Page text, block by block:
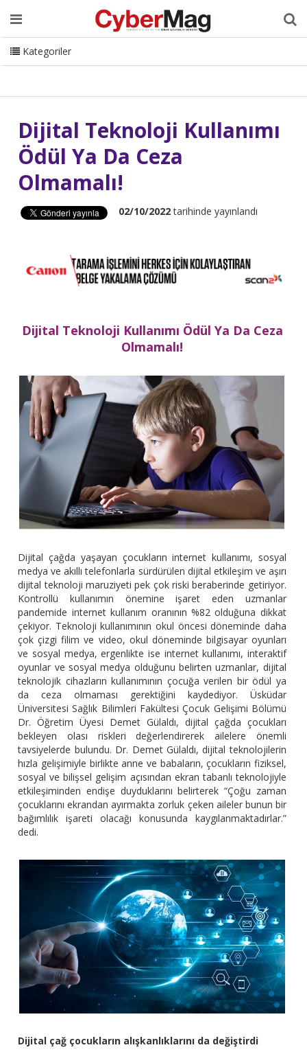
Ana Sayfa Hakkımızda Dergi Editörden
Danışmanlık
ISC Turkey Sizden Gelenler
İletişim
CyberMag Logo
Kategoriler
Dijital Teknoloji Kullanımı
Ödül Ya Da Ceza
Olmamalı!
02/10/2022tarihinde yayınlandı
Dijital Teknoloji Kullanımı Ödül Ya Da Ceza
Olmamalı!
Dijital çağda yaşayan çocukların internet kullanımı, sosyal
medya ve akıllı telefonlarla sürdürülen dijital etkileşim ve aşırı
dijital teknoloji maruziyeti pek çok riski beraberinde getiriyor.
Kontrollü kullanımın önemine işaret eden uzmanlar
pandemide internet kullanım oranının %82 olduğuna dikkat
çekiyor. Teknoloji kullanımının okul öncesi döneminde daha
çok çizgi filim ve video, okul döneminde bilgisayar oyunları
ve sosyal medya, ergenlikte ise internet kullanımı, interaktif
oyunlar ve sosyal medya olduğunu belirten uzmanlar, dijital
teknolojik cihazların kullanımının çocuğa verilen bir ödül ya
da ceza olmaması gerektiğini kaydediyor. Üsküdar
Üniversitesi Sağlık Bilimleri Fakültesi Çocuk Gelişimi Bölümü
Dr. Öğretim Üyesi Demet Gülaldı, dijital çağda çocukları
bekleyen olası riskleri değerlendirerek ailelere önemli
tavsiyelerde bulundu. Dr. Demet Gülaldı, dijital teknolojilerin
hızla gelişimiyle birlikte anne ve babaların, çocukların fiziksel,
sosyal ve bilişsel gelişim açısından ekran tabanlı teknolojiyle
etkileşiminden endişe duyduklarını belirterek “Çoğu zaman
çocuklarını ekrandan ayırmakta zorluk çeken aileler bunun bir
bağımlılık işareti olacağı konusunda kaygılanmaktadırlar.”
dedi.
Dijital çağ çocukların alışkanlıklarını da değiştirdi